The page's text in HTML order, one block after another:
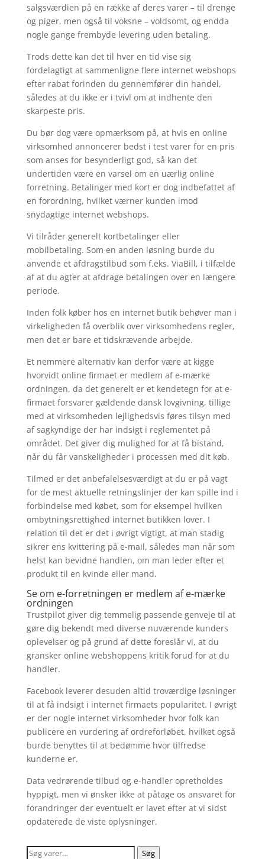
salgsværdien på en række af deres varer – til drenge
og piger, men også til voksne – voldsomt, og endda
nogle gange frembyde levering uden betaling.
Trods dette kan det til hver en tid vise sig
fordelagtigt at sammenligne flere internet webshops
efter rabat forinden du gennemfører din handel,
således at du ikke er i tvivl om at indhente den
skarpeste pris.
Du bør dog være opmærksom på, at hvis en online
virksomhed annoncerer bedst i test varer for en pris
som anses for besynderligt god, så kan det
undertiden være en varsel om en uærlig online
forretning. Betalinger med kort er dog indbefattet af
en forordning, hvilket værner kunden imod
snydagtige internet webshops.
Vi tilråder generelt kortbetalinger eller
mobilbetaling. Som en anden løsning burde du
anvende et afdragstilbud som f.eks. ViaBill, i tilfælde
af at du agter at afdrage betalingen over en længere
periode.
Inden folk køber hos en internet butik behøver man i
virkeligheden få overblik over virksomhedens regler,
men det er bare et tidskrævende arbejde.
Et nemmere alternativ kan derfor være at kigge
hvorvidt online firmaet er medlem af e-mærke
ordningen, da det generelt er et kendetegn for at e-
firmaet forsvarer gældende dansk lovgivning, tillige
med at virksomheden lejlighedsvis føres tilsyn med
af sagkyndige der har indsigt i reglementet på
området. Det giver dig mulighed for at få bistand,
når du får vanskeligheder i processen med dit køb.
Tilmed er det anbefalelsesværdigt at du er på vagt
for de mest aktuelle retningslinjer der kan spille ind i
forbindelse med købet, som for eksempel hvilken
ombytningsrettighed internet butikken lover. I
relation til det er det i øvrigt vigtigt, at man stadig
sikrer ens kvittering på e-mail, således man når som
helst kan bevidne handlen, om man leder efter et
produkt til en kvinde eller mand.
Se om e-forretningen er medlem af e-mærke
ordningen
Trustpilot giver dig temmelig passende genveje til at
gøre dig bekendt med diverse nuværende kunders
oplevelser og på grund af dette foreslår vi, at du
gransker online webshoppens kritik forud for at du
handler.
Facebook leverer desuden altid troværdige løsninger
til at få indsigt i internet firmaets popularitet. I øvrigt
er der nogle internet virksomheder hvor folk kan
publicere en vurdering af ordreforløbet, hvilket også
burde benyttes til at bedømme hvor tilfredse
kunderne er.
Data vedrørende tilbud og e-handler opretholdes
hyppigt, men vi ønsker ikke at påtage os ansvaret for
forandringer der eventuelt er lavet efter at vi sidst
opdaterede de viste oplysninger.
Søg Søg